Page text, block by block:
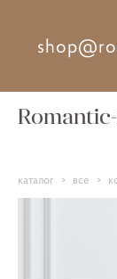
каталог > все >